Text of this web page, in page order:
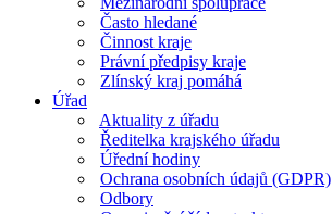
Často hledané
Činnost kraje
Právní předpisy kraje
Zlínský kraj pomáhá
Úřad
Aktuality z úřadu
Ředitelka krajského úřadu
Úřední hodiny
Ochrana osobních údajů (GDPR)
Odbory